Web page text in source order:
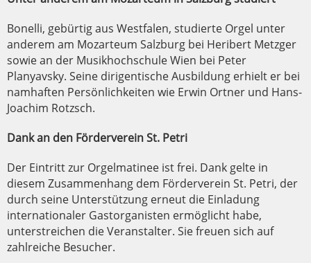
Bonelli, gebürtig aus Westfalen, studierte Orgel unter
anderem am Mozarteum Salzburg bei Heribert Metzger
sowie an der Musikhochschule Wien bei Peter
Planyavsky. Seine dirigentische Ausbildung erhielt er bei
namhaften Persönlichkeiten wie Erwin Ortner und Hans-
Joachim Rotzsch.
Dank an den Förderverein St. Petri
Der Eintritt zur Orgelmatinee ist frei. Dank gelte in
diesem Zusammenhang dem Förderverein St. Petri, der
durch seine Unterstützung erneut die Einladung
internationaler Gastorganisten ermöglicht habe,
unterstreichen die Veranstalter. Sie freuen sich auf
zahlreiche Besucher.